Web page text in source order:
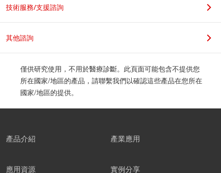
技術服務/支援諮詢
其他諮詢
僅供研究使用，不用於醫療診斷。此頁面可能包含不提供您
所在國家/地區的產品，請聯繫我們以確認這些產品在您所在
國家/地區的提供。
產品介紹 產業應用
應用資源 實例分享